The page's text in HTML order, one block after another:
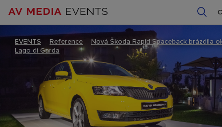
EVENTS Reference
Nová Škoda Rapid Spaceback brázdila
Lago di Garda